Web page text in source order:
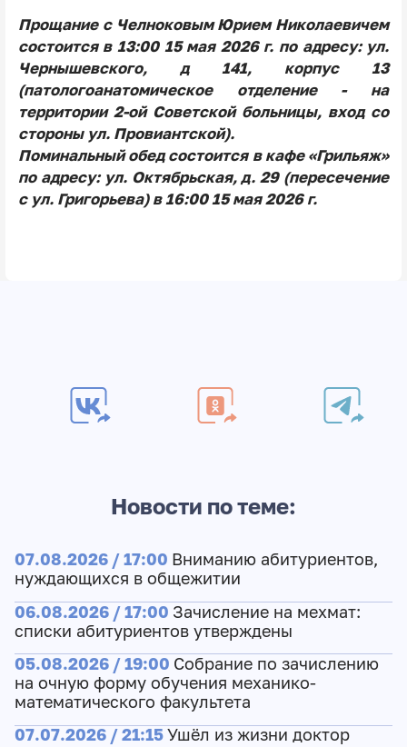
Прощание с Челноковым Юрием Николаевичем
состоится в 13:00 15 мая 2026 г. по адресу: ул.
Чернышевского, д 141, корпус 13
(патологоанатомическое отделение - на
территории 2-ой Советской больницы, вход со
стороны ул. Провиантской).
Поминальный обед состоится в кафе «Грильяж»
по адресу: ул. Октябрьская, д. 29 (пересечение
с ул. Григорьева) в 16:00 15 мая 2026 г.
Новости по теме:
07.08.2026 / 17:00 Вниманию абитуриентов,
нуждающихся в общежитии
06.08.2026 / 17:00 Зачисление на мехмат:
списки абитуриентов утверждены
05.08.2026 / 19:00 Собрание по зачислению
на очную форму обучения механико-
математического факультета
07.07.2026 / 21:15Ушёл из жизни доктор